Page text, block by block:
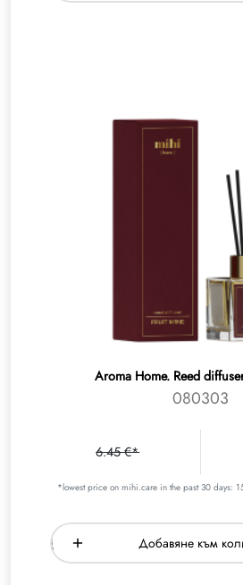
Aroma Home. Reed
080303
6.45 €*
*lowest price on mihi.care in the past 30 days:
Добавяне към